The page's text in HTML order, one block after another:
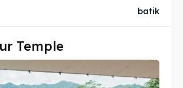
Keluarga
Rombongan
Keluarga
Rombongan
batik
Temple